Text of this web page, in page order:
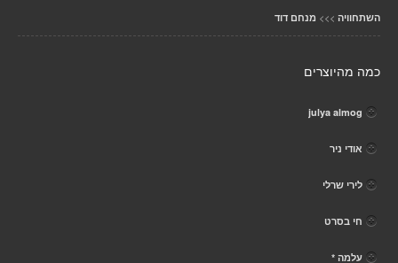
השתחוויה >>> מנחם דוד
כמה מהיוצרים
julya almog
אודי ניר
לירי שרלי
חי בסרט
עלמה *